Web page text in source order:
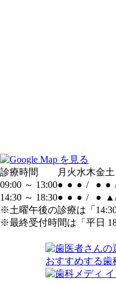
診療時間 月 火水木金土
09:00 ～ 13:00● ● ● / ● ●
14:30 ～ 18:30● ● ● / ● ▲
※土曜午後の診療は「
※最終受付時間は「平日